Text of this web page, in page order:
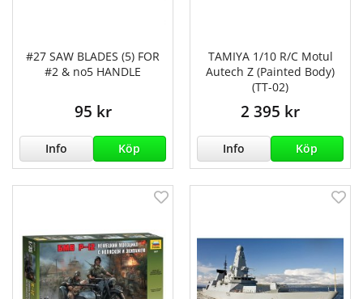
#27 SAW BLADES (5) FOR
#2 & no5 HANDLE
95 kr
Info Köp
TAMIYA 1/10 R/C Motul
Autech Z (Painted Body)
(TT-02)
2 395 kr
Info Köp